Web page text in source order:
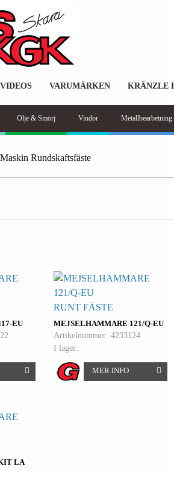
VIDEOS VARUMÄRKEN KRÄNZLE
Olje & Smörj Vindor Metallbearbetning
Maskin Rundskaftsfäste
EU MEJSELHAMMARE 121/Q-EU
RUNT FÄSTE
Artikelnummer: 4233124
I lager:
MER INFO
LA